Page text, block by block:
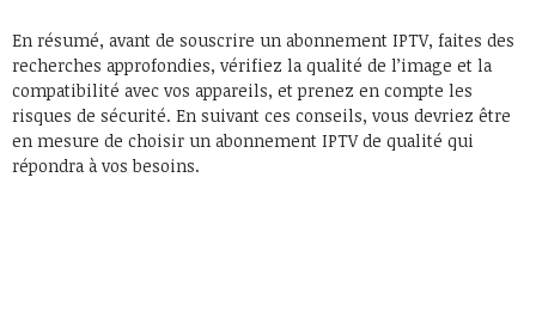
En résumé, avant de souscrire un abonnement IPTV, faites des
recherches approfondies, vérifiez la qualité de l’image et la
compatibilité avec vos appareils, et prenez en compte les
risques de sécurité. En suivant ces conseils, vous devriez être
en mesure de choisir un abonnement IPTV de qualité qui
répondra à vos besoins.